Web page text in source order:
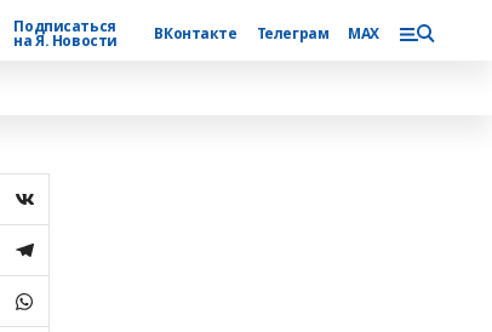
Подписаться
на Я. Новости ВКонтакте Телеграм MAX